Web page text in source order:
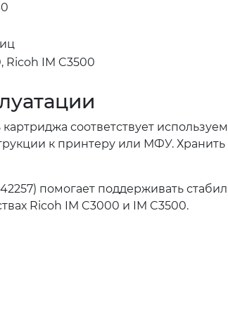
Ricoh IM C3500
соответствует
к принтеру или МФУ.
помогает поддерживать
Ricoh IM C3000 и IM C3500.